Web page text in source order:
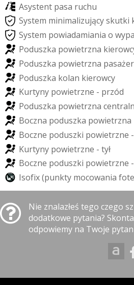
Asystent pasa ruchu
System minimalizującyskutki
System powiadamiania o wypa
Poduszka powietrzna kierowc
Poduszka powietrzna pasażer
Poduszka kolan kierowcy
Kurtyny powietrzne - przód
Poduszka powietrzna centraln
Boczna poduszka powietrzna
Boczne poduszki powietrzne -
Kurtyny powietrzne - tył
Boczne poduszki powietrzne -
Isofix(punkty mocowania fote
Nie znalazłeś tego czego
dodatkowe pytania?
odpowiemy na Twoje